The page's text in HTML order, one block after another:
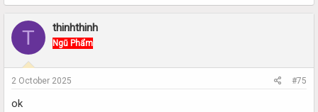
T thinhthinh
Ngũ Phẩm
2 October 2025 #75
ok